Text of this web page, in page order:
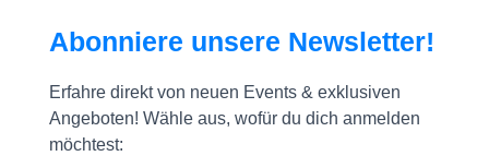
Abonniere unsere Newsletter!
Erfahre direkt von neuen Events & exklusiven
Angeboten! Wähle aus, wofür du dich anmelden
möchtest: